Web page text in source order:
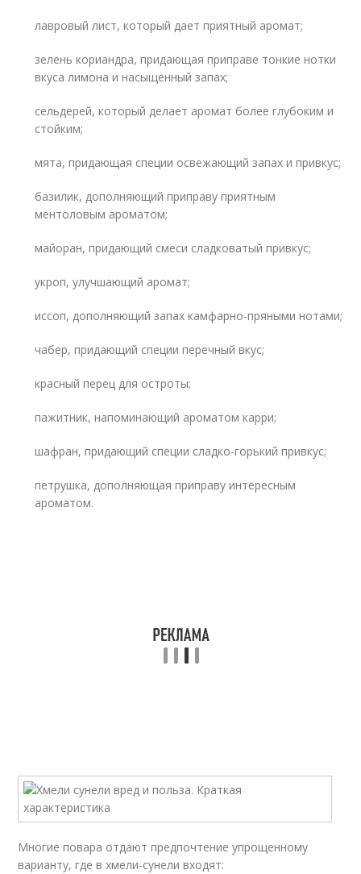
лавровый лист, который дает приятный аромат;
зелень кориандра, придающая приправе тонкие нотки
вкуса лимона и насыщенный запах;
сельдерей, который делает аромат более глубоким и
стойким;
мята, придающая специи освежающий запах и привкус;
базилик, дополняющий приправу приятным
ментоловым ароматом;
майоран, придающий смеси сладковатый привкус;
укроп, улучшающий аромат;
иссоп, дополняющий запах камфарно-пряными нотами;
чабер, придающий специи перечный вкус;
красный перец для остроты;
пажитник, напоминающий ароматом карри;
шафран, придающий специи сладко-горький привкус;
петрушка, дополняющая приправу интересным
ароматом.
Многие повара отдают предпочтение упрощенному
варианту, где в хмели-сунели входят: